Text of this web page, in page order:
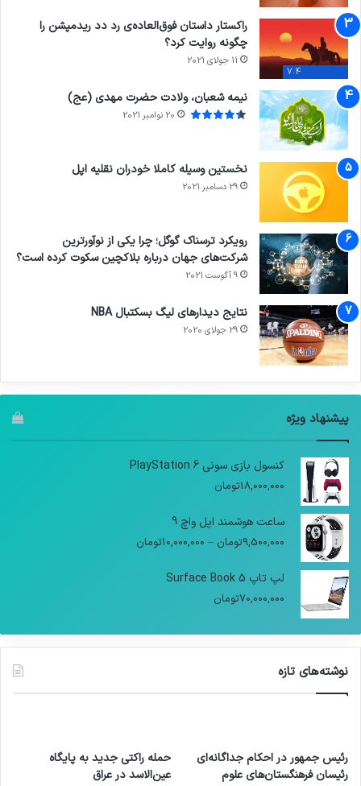
7.4
راکستار داستان فوق‌العاده‌ی رد دد ریدمپشن را
چگونه روایت کرد؟
11 جولای 2021
نیمه شعبان، ولادت حضرت مهدی (عج)
20 نوامبر 2021
نخستین وسیله کاملا خودران نقلیه اپل
29 دسامبر 2021
رویکرد ترسناک گوگل؛ چرا یکی از نوآورترین
شرکت‌های جهان درباره بلاکچین سکوت کرده است؟
9 آگوست 2021
نتایج دیدار‌های لیگ بسکتبال NBA
29 جولای 2020
پیشنهاد ویژه
کنسول بازی سونی PlayStation 6
18,000,000تومان
ساعت هوشمند اپل واچ 9
9,500,000تومان –
10,000,000تومان
لپ تاپ Surface Book 5
70,000,000تومان
نوشته‌های تازه
رئیس جمهور در احکام جداگانه‌ای
رئیسان فرهنگستان‌های علوم
حمله راکتی جدید به پایگاه
عین‌الاسد در عراق